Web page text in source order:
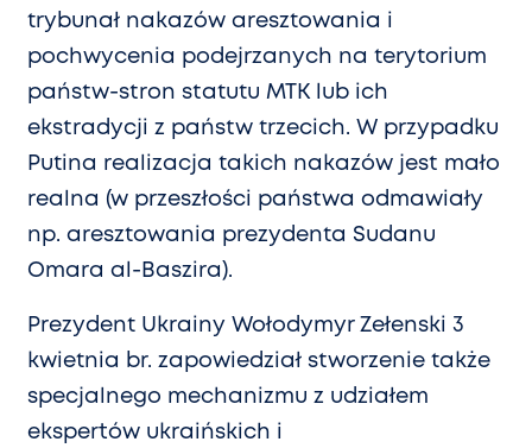
trybunał nakazów aresztowania i
pochwycenia podejrzanych na terytorium
państw-stron statutu MTK lub ich
ekstradycji z państw trzecich. W przypadku
Putina realizacja takich nakazów jest mało
realna (w przeszłości państwa odmawiały
np. aresztowania prezydenta Sudanu
Omara al-Baszira).
Prezydent Ukrainy Wołodymyr Zełenski 3
kwietnia br. zapowiedział stworzenie także
specjalnego mechanizmu z udziałem
ekspertów ukraińskich i